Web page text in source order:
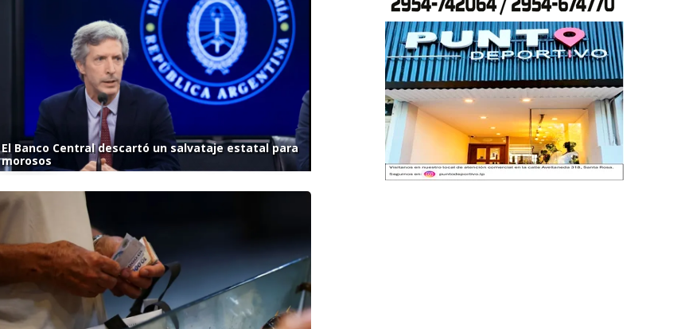
El Banco Central descartó un salvataje estatal para
morosos